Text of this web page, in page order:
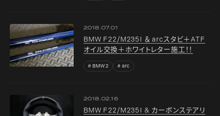
2018.07.01
BMW F22/M235I ＆ arcスタビ＋ATF
オイル交換＋ホワイトレター施工！！
BMW 2 arc
2018.02.16
BMW F22/M235I & カーボンステアリ